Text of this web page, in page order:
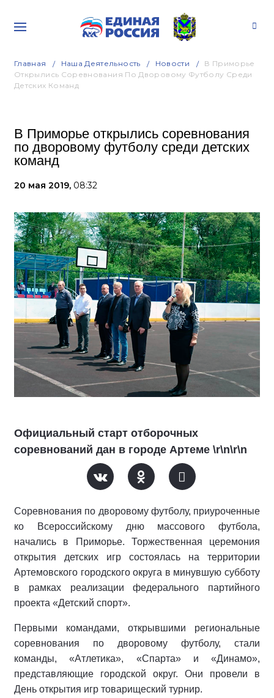
Главная Наша Деятельность Новости
В Приморье
Открылись Соревнования По Дворовому Футболу Среди
Детских Команд
В Приморье открылись соревнования
по дворовому футболу среди детских
команд
20 мая 2019, 08:32
Официальный старт отборочных
соревнований дан в городе Артеме \r\n\r\n
Соревнования по дворовому футболу, приуроченные
ко Всероссийскому дню массового футбола,
начались в Приморье. Торжественная церемония
открытия детских игр состоялась на территории
Артемовского городского округа в минувшую субботу
в рамках реализации федерального партийного
проекта «Детский спорт».
Первыми командами, открывшими региональные
соревнования по дворовому футболу, стали
команды, «Атлетика», «Спарта» и «Динамо»,
представляющие городской округ. Они провели в
День открытия игр товарищеский турнир.